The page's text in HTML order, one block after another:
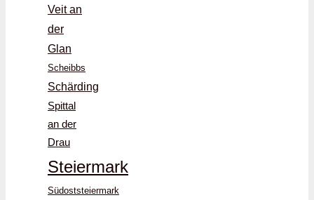
Veit an
der
Glan
Scheibbs
Schärding
Spittal
an der
Drau
Steiermark
Südoststeiermark